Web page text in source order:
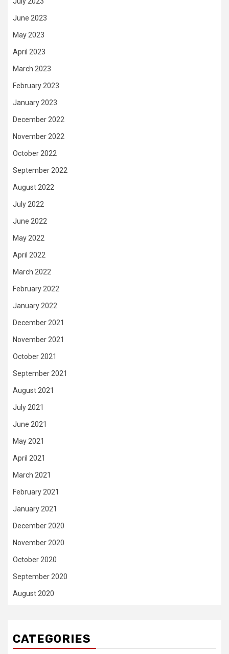
June 2023
May 2023
April 2023
March 2023
February 2023
January 2023
December 2022
November 2022
October 2022
September 2022
August 2022
July 2022
June 2022
May 2022
April 2022
March 2022
February 2022
January 2022
December 2021
November 2021
October 2021
September 2021
August 2021
July 2021
June 2021
May 2021
April 2021
March 2021
February 2021
January 2021
December 2020
November 2020
October 2020
September 2020
August 2020
CATEGORIES